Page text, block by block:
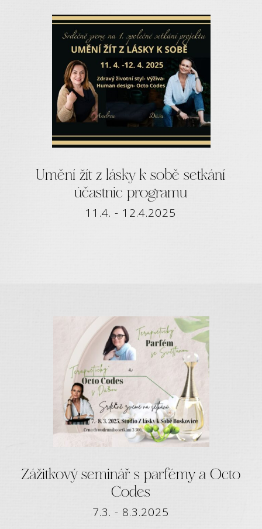
Umění žít z lásky k sobě setkání
účastnic programu
11.4. - 12.4.2025
Zážitkový seminář s parfémy a Octo
Codes
7.3. - 8.3.2025